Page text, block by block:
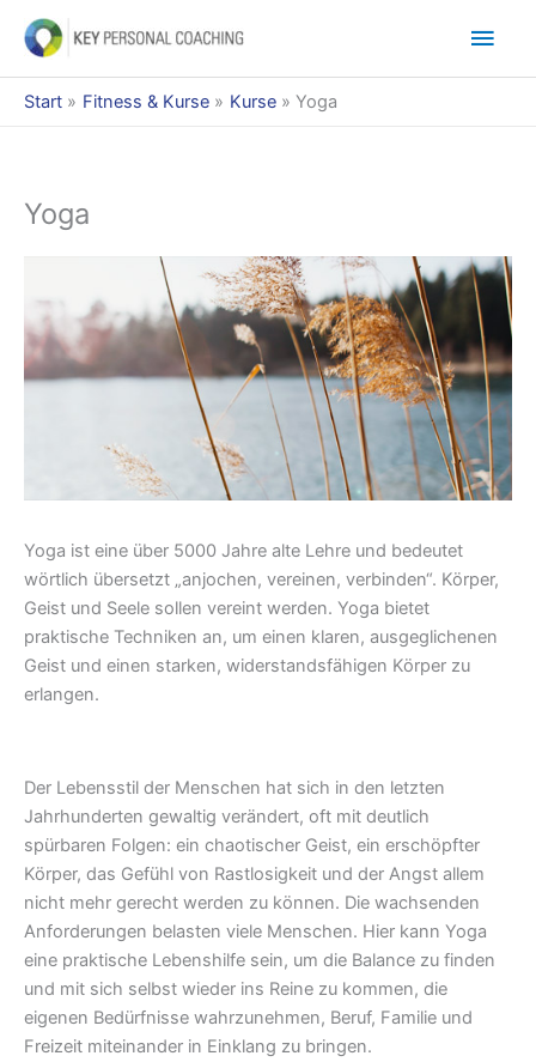
Inhalt
Start Fitness & Kurse Kurse Yoga
Yoga
Yoga ist eine über 5000 Jahre alte Lehre und bedeutet
wörtlich übersetzt „anjochen, vereinen, verbinden“. Körper,
Geist und Seele sollen vereint werden. Yoga bietet
praktische Techniken an, um einen klaren, ausgeglichenen
Geist und einen starken, widerstandsfähigen Körper zu
erlangen.
Der Lebensstil der Menschen hat sich in den letzten
Jahrhunderten gewaltig verändert, oft mit deutlich
spürbaren Folgen: ein chaotischer Geist, ein erschöpfter
Körper, das Gefühl von Rastlosigkeit und der Angst allem
nicht mehr gerecht werden zu können. Die wachsenden
Anforderungen belasten viele Menschen. Hier kann Yoga
eine praktische Lebenshilfe sein, um die Balance zu finden
und mit sich selbst wieder ins Reine zu kommen, die
eigenen Bedürfnisse wahrzunehmen, Beruf, Familie und
Freizeit miteinander in Einklang zu bringen.